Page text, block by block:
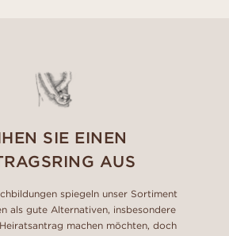
SIE EINEN
AUS
spiegeln unser Sortiment
als gute Alternativen, insbesondere
machen möchten, doch